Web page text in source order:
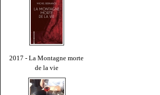
2017 - La Montagne morte
de la vie